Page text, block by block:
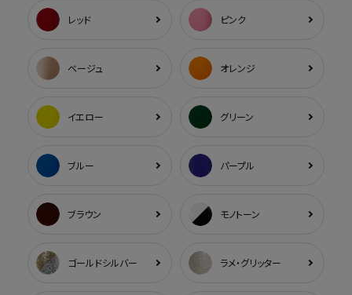
レッド ピンク
ベージュ オレンジ
イエロー グリーン
ブルー パープル
ブラウン モノトーン
ゴールドシルバー ラメ・グリッター